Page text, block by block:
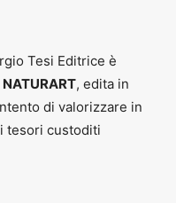
Tesi Editrice è
NATURART, edita in
di valorizzare in
tesori custoditi